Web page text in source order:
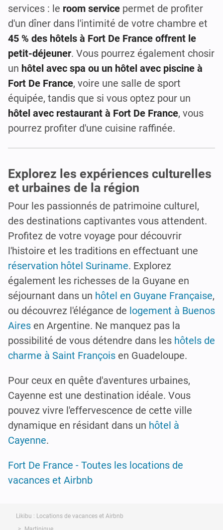
services : le room service permet de profiter
d'un dîner dans l'intimité de votre chambre et
45 % des hôtels à Fort De France offrent le
petit-déjeuner. Vous pourrez également chosir
un hôtel avec spa ou un hôtel avec piscine à
Fort De France, voire une salle de sport
équipée, tandis que si vous optez pour un
hôtel avec restaurant à Fort De France, vous
pourrez profiter d'une cuisine raffinée.
Explorez les expériences culturelles
et urbaines de la région
Pour les passionnés de patrimoine culturel,
des destinations captivantes vous attendent.
Profitez de votre voyage pour découvrir
l'histoire et les traditions en effectuant une
réservation hôtel Suriname. Explorez
également les richesses de la Guyane en
séjournant dans un hôtel en Guyane Française,
ou découvrez l'élégance de logement à Buenos
Aires en Argentine. Ne manquez pas la
possibilité de vous détendre dans les hôtels de
charme à Saint François en Guadeloupe.
Pour ceux en quête d'aventures urbaines,
Cayenne est une destination idéale. Vous
pouvez vivre l'effervescence de cette ville
dynamique en résidant dans un hôtel à
Cayenne.
Fort De France - Toutes les locations de
vacances et Airbnb
Likibu : Locations de vacances et Airbnb